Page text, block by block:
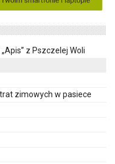
z Pszczelej Woli
zimowych w pasiece